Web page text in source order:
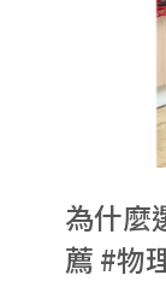
為什麼
薦 #物